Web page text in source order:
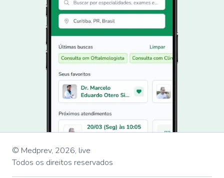
© Medprev, 2026, live
Todos os direitos reservados